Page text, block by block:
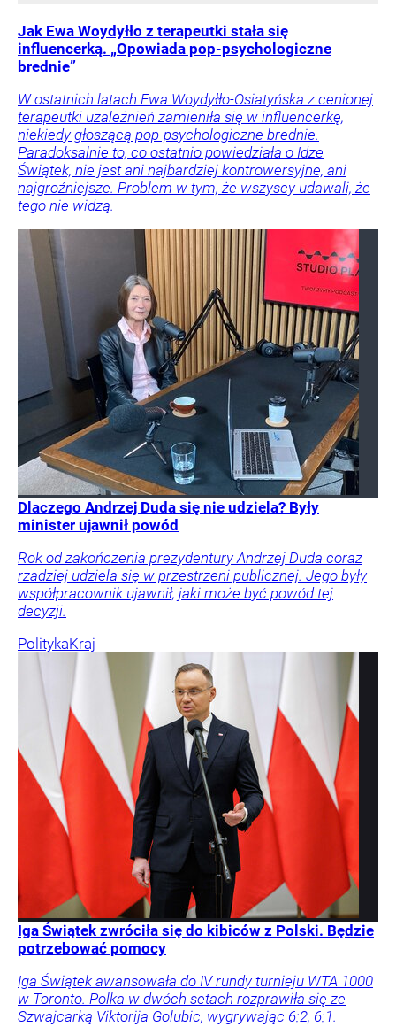
Jak Ewa Woydyłło z terapeutki stała się
influencerką. „Opowiada pop-psychologiczne
brednie”
W ostatnich latach Ewa Woydyłło-Osiatyńska z cenionej
terapeutki uzależnień zamieniła się w influencerkę,
niekiedy głoszącą pop-psychologiczne brednie.
Paradoksalnie to, co ostatnio powiedziała o Idze
Świątek, nie jest ani najbardziej kontrowersyjne, ani
najgroźniejsze. Problem w tym, że wszyscy udawali, że
tego nie widzą.
Dlaczego Andrzej Duda się nie udziela? Były
minister ujawnił powód
Rok od zakończenia prezydentury Andrzej Duda coraz
rzadziej udziela się w przestrzeni publicznej. Jego były
współpracownik ujawnił, jaki może być powód tej
decyzji.
PolitykaKraj
Iga Świątek zwróciła się do kibiców z Polski. Będzie
potrzebować pomocy
Iga Świątek awansowała do IV rundy turnieju WTA 1000
w Toronto. Polka w dwóch setach rozprawiła się ze
Szwajcarką Viktorija Golubic, wygrywając 6:2, 6:1.